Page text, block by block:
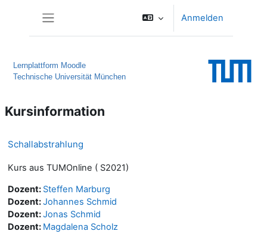
Anmelden
Lernplattform Moodle
Technische Universität München
Kursinformation
Schallabstrahlung
Kurs aus TUMOnline ( S2021)
Dozent: Steffen Marburg
Dozent:Johannes Schmid
Dozent:Jonas Schmid
Dozent: Magdalena Scholz